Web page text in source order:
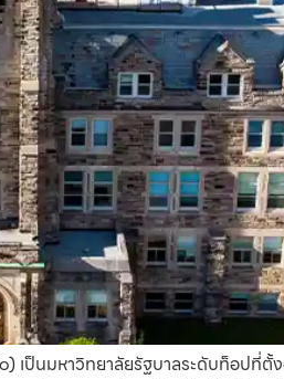
นมหาวิทยาลัยรัฐบาลระดับท็อปที่ตั้